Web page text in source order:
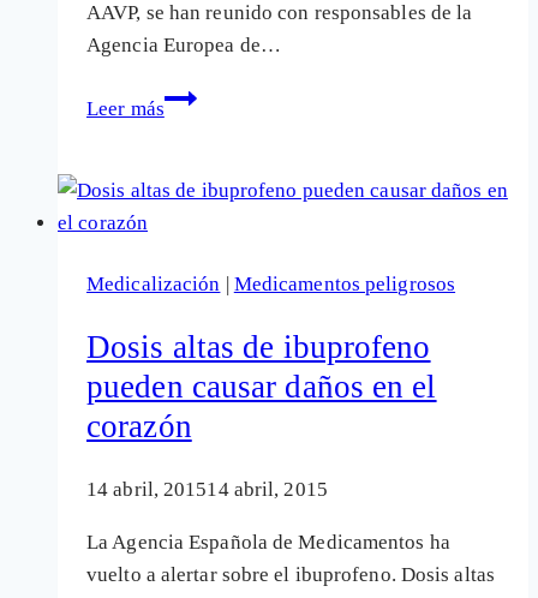
AAVP, se han reunido con responsables de la
Agencia Europea de…
Leer más
352
la
papiloma
ante
la
Agencia
de
Medicalización Medicamentos peligrosos
Dosis altas de ibuprofeno
pueden causar daños en el
corazón
14 abril, 201514 abril, 2015
La Agencia Española de Medicamentos ha
vuelto a alertar sobre el ibuprofeno. Dosis altas